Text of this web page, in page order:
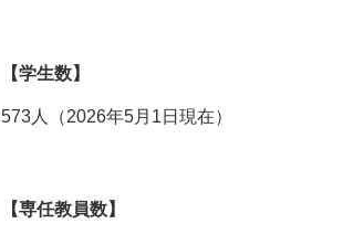
【学生数】
573人（2026年5月1日現在）
【専任教員数】